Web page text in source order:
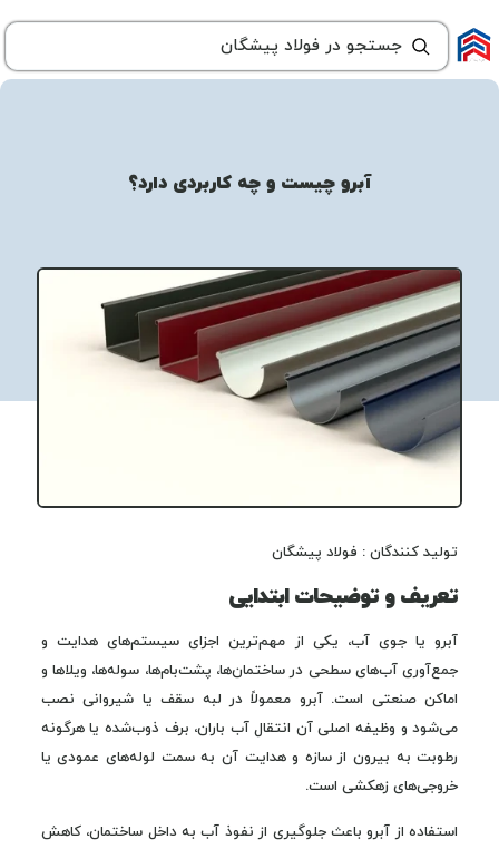
آبرو چیست و چه کاربردی دارد؟
تولید کنندگان : فولاد پیشگان
تعریف و توضیحات ابتدایی
آبرو یا جوی آب، یکی از مهم‌ترین اجزای سیستم‌های هدایت و
جمع‌آوری آب‌های سطحی در ساختمان‌ها، پشت‌بام‌ها، سوله‌ها، ویلاها و
اماکن صنعتی است. آبرو معمولاً در لبه سقف یا شیروانی نصب
می‌شود و وظیفه اصلی آن انتقال آب باران، برف ذوب‌شده یا هرگونه
رطوبت به بیرون از سازه و هدایت آن به سمت لوله‌های عمودی یا
خروجی‌های زهکشی است.
استفاده از آبرو باعث جلوگیری از نفوذ آب به داخل ساختمان، کاهش